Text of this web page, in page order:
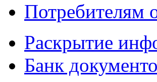
Потребителям
Раскрытие
Банк